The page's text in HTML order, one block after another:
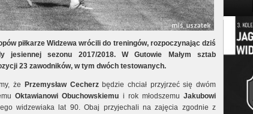
piłkarze Widzewa wrócili do treningów, rozpoczynając dziś
jesiennej sezonu 2017/2018. W Gutowie Małym sztab
23 zawodników, w tym dwóch testowanych.
że Przemysław Cecherzbędzie chciał przyjrzeć się dwóm
Oktawianowi Obuchowskiemu i rok młodszemuJakubowi
widzewiaka lat 90. Obaj przyjechali na zajęcia zgodnie z